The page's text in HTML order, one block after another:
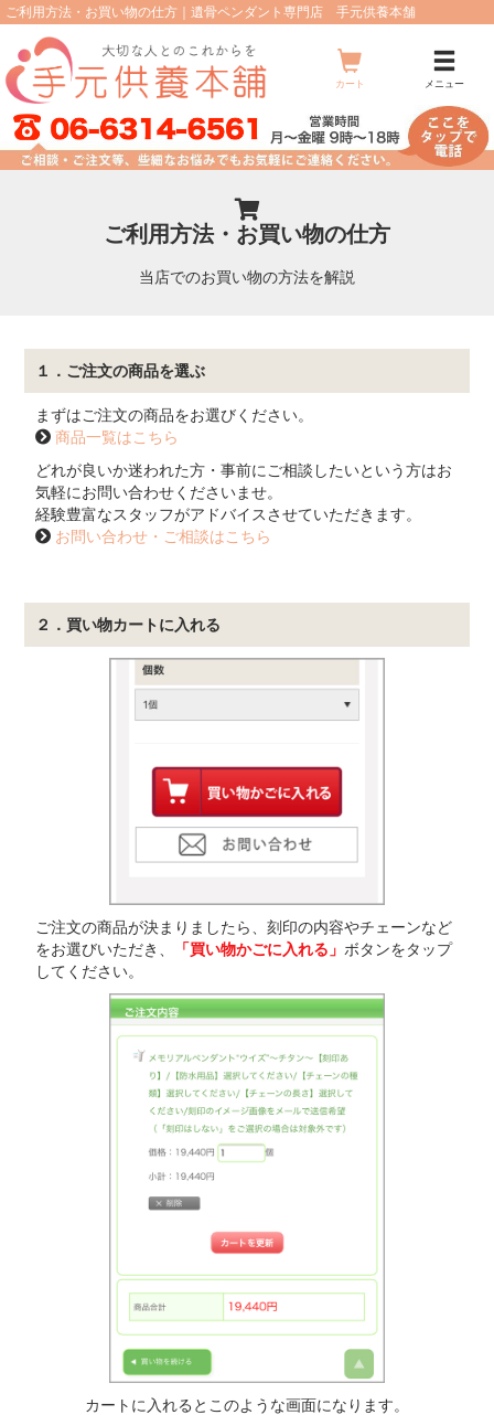
ご利用方法・お買い物の仕方｜遺骨ペンダント専門店 手元供養本舗
カート
メ
ニ
ュ
ー メニュー
ご利用方法・お買い物の仕方
当店でのお買い物の方法を解説
１．ご注文の商品を選ぶ
まずはご注文の商品をお選びください。
商品一覧はこちら
どれが良いか迷われた方・事前にご相談したいという方はお
気軽にお問い合わせくださいませ。
経験豊富なスタッフがアドバイスさせていただきます。
お問い合わせ・ご相談はこちら
２．買い物カートに入れる
ご注文の商品が決まりましたら、刻印の内容やチェーンなど
をお選びいただき、
「買い物かごに入れる」 ボタンをタップ
してください。
カートに入れるとこのような画面になります。